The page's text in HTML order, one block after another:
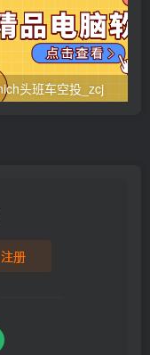
头班车空投_zcj
注册